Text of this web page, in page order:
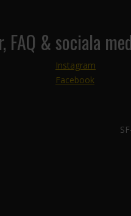
& sociala
Instagram
Facebook